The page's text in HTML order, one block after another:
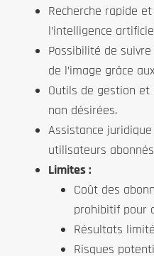
Recherche rapide
l’intelligence
Possibilité de
de l’image grâce
Outils de gestion et
non désirées.
Assistance
utilisateurs
Limites :
Coût des
prohibitif pour
Résultats
Risques